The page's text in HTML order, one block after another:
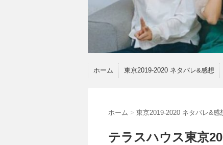
ホーム 東京2019-2020 ネタバレ&感想
ホーム > 東京2019-2020 ネタバレ&感
テラスハウス東京